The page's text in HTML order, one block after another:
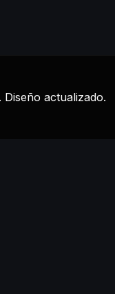
actualizado.